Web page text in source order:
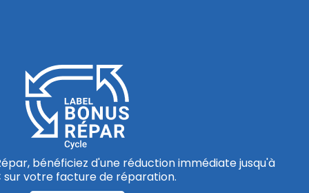
bénéficiez d'une réduction immédiate jusqu'à
votre facture de réparation.